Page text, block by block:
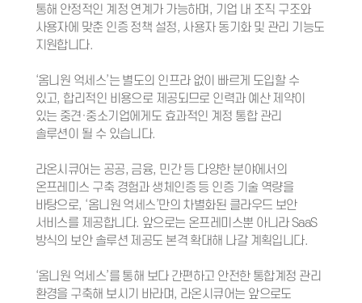
통해 안정적인 계정 연계가 가능하며, 기업 내 조직 구조와
사용자에 맞춘 인증 정책 설정, 사용자 동기화 및 관리 기능도
지원합니다.
‘옴니원 억세스’는 별도의 인프라 없이 빠르게 도입할 수
있고, 합리적인 비용으로 제공되므로 인력과 예산 제약이
있는 중견·중소기업에게도 효과적인 계정 통합 관리
솔루션이 될 수 있습니다.
라온시큐어는 공공, 금융, 민간 등 다양한 분야에서의
온프레미스 구축 경험과 생체인증 등 인증 기술 역량을
바탕으로, ‘옴니원 억세스’만의 차별화된 클라우드 보안
서비스를 제공합니다. 앞으로는 온프레미스뿐 아니라 SaaS
방식의 보안 솔루션 제공도 본격 확대해 나갈 계획입니다.
‘옴니원 억세스’를 통해 보다 간편하고 안전한 통합계정 관리
환경을 구축해 보시기 바라며, 라온시큐어는 앞으로도